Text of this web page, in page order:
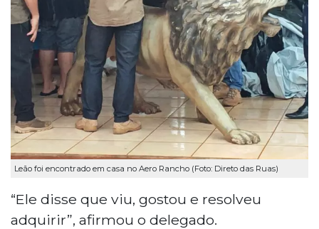
Leão foi encontrado em casa no Aero Rancho (Foto: Direto das Ruas)
“Ele disse que viu, gostou e resolveu
adquirir”, afirmou o delegado.